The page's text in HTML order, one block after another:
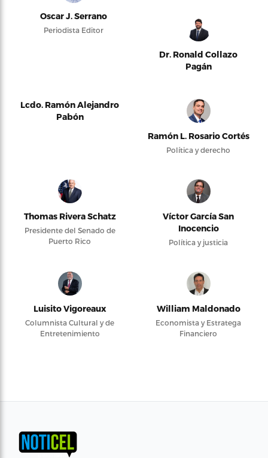
Oscar J. Serrano
Periodista Editor
Dr. Ronald Collazo
Pagán
Lcdo. Ramón Alejandro
Pabón
Ramón L. Rosario Cortés
Política y derecho
Thomas Rivera Schatz
Presidente del Senado de
Puerto Rico
Víctor García San
Inocencio
Política y justicia
Luisito Vigoreaux
Columnista Cultural y de
Entretenimiento
William Maldonado
Economista y Estratega
Financiero